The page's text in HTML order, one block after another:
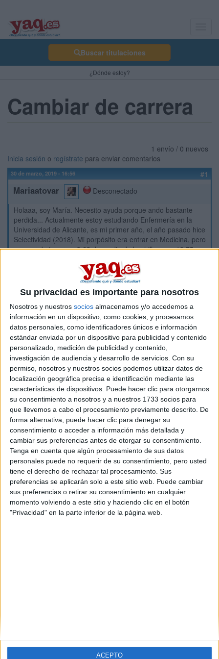
Su privacidad es importante para nosotros
Nosotros y nuestros socios almacenamos y/o accedemos a
información en un dispositivo, como cookies, y procesamos
datos personales, como identificadores únicos e información
estándar enviada por un dispositivo para publicidad y contenido
personalizado, medición de publicidad y contenido,
investigación de audiencia y desarrollo de servicios. Con su
permiso, nosotros y nuestros socios podemos utilizar datos de
localización geográfica precisa e identificación mediante las
características de dispositivos. Puede hacer clic para otorgarnos
su consentimiento a nosotros y a nuestros 1733 socios para
que llevemos a cabo el procesamiento previamente descrito. De
forma alternativa, puede hacer clic para denegar su
consentimiento o acceder a información más detallada y
cambiar sus preferencias antes de otorgar su consentimiento.
Tenga en cuenta que algún procesamiento de sus datos
personales puede no requerir de su consentimiento, pero usted
tiene el derecho de rechazar tal procesamiento. Sus
preferencias se aplicarán solo a este sitio web. Puede cambiar
sus preferencias o retirar su consentimiento en cualquier
momento volviendo a este sitio y haciendo clic en el botón
"Privacidad" en la parte inferior de la página web.
ACEPTO
Buscar titulaciones
¿Dónde estoy?
Cambiar de carrera
1 envío / 0 nuevos
Inicia sesión o regístrate para enviar comentarios
30 de marzo, 2019 - 16:56 #1
Mariaatovar
Desconectado
Holaaa, soy María. Necesito ayuda porque ando bastante
perdida... Actualmente estoy estudiando Enfermería en la
Universidad de Alicante, es mi primer año, el año pasado hice
Selectividad (2018). Mi porpósito era entrar en Medicina, pero
a pesar de tener un 9.63 de media de bachiller y un 12.75 en
Selectividad, no conseguí entrar, me quedé en el puesto 18
de lista de espera de la UMH de Elche, se que podría haber
solicitado plaza en otra universidad de España y ahora mismo
estaría cursando Medicina, pero por diversos motivos, quiero
estudiar en Alicante. Este año quiero volver a hacer la
preinscripción para Medicina UMH, pero utilizando mi nota del
año pasado. ¿Puedo hacer eso, verdad? Quiero probar
suerte... puede que baje un poquito la nota este año
¿Alguien sabe como funciona lo de traslado de expediente??
Alguien que sepa del tema que me cuente cositas porfa.
Inicio
Etiquetas: La universidad - un mundo Medicina